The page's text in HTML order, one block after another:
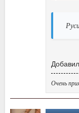
Добавил
Очень